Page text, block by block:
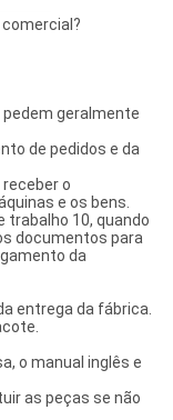
comercial?
geralmente
de pedidos e da
o
e os bens.
trabalho 10, quando
documentos para
da
entrega da fábrica.
o manual inglês e
as peças se não